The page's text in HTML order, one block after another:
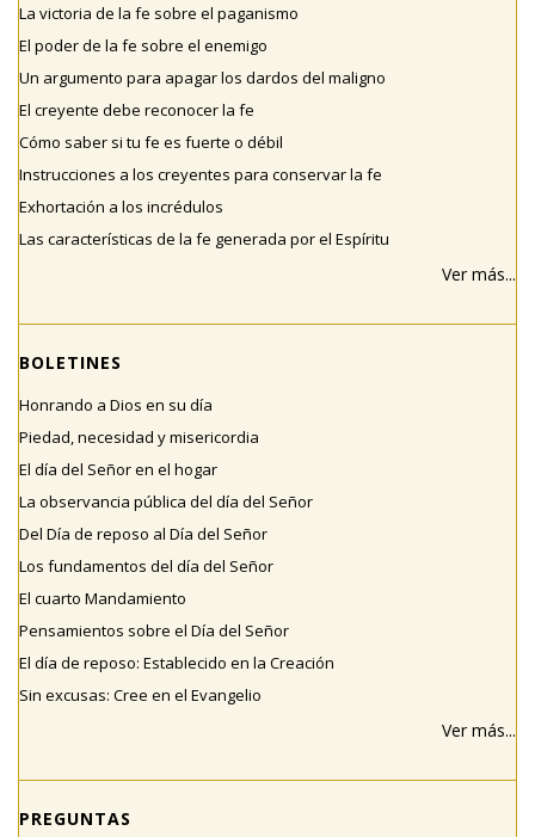
La victoria de la fe sobre el paganismo
El poder de la fe sobre el enemigo
Un argumento para apagar los dardos del maligno
El creyente debe reconocer la fe
Cómo saber si tu fe es fuerte o débil
Instrucciones a los creyentes para conservar la fe
Exhortación a los incrédulos
Las características de la fe generada por el Espíritu
Ver más...
BOLETINES
Honrando a Dios en su día
Piedad, necesidad y misericordia
El día del Señor en el hogar
La observancia pública del día del Señor
Del Día de reposo al Día del Señor
Los fundamentos del día del Señor
El cuarto Mandamiento
Pensamientos sobre el Día del Señor
El día de reposo: Establecido en la Creación
Sin excusas: Cree en el Evangelio
Ver más...
PREGUNTAS